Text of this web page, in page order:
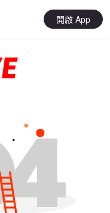
開啟 App